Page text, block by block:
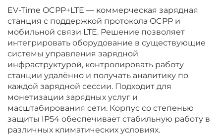
EV-Time OCPP+LTE — коммерческая зарядная
станция с поддержкой протокола OCPP и
мобильной связи LTE. Решение позволяет
интегрировать оборудование в существующие
системы управления зарядной
инфраструктурой, контролировать работу
станции удалённо и получать аналитику по
каждой зарядной сессии. Подходит для
монетизации зарядных услуг и
масштабирования сети. Корпус со степенью
защиты IP54 обеспечивает стабильную работу в
различных климатических условиях.